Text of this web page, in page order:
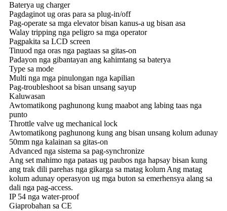
Baterya ug charger
Pagdaginot ug oras para sa plug-in/off
Pag-operate sa mga elevator bisan kanus-a ug bisan asa
Walay tripping nga peligro sa mga operator
Pagpakita sa LCD screen
Tinuod nga oras nga pagtaas sa gitas-on
Padayon nga gibantayan ang kahimtang sa baterya
Type sa mode
Multi nga mga pinulongan nga kapilian
Pag-troubleshoot sa bisan unsang sayup
Kaluwasan
Awtomatikong paghunong kung maabot ang labing taas nga
punto
Throttle valve ug mechanical lock
Awtomatikong paghunong kung ang bisan unsang kolum adunay
50mm nga kalainan sa gitas-on
Advanced nga sistema sa pag-synchronize
Ang set mahimo nga pataas ug paubos nga hapsay bisan kung
ang trak dili parehas nga gikarga sa matag kolum Ang matag
kolum adunay operasyon ug mga buton sa emerhensya alang sa
dali nga pag-access.
IP 54 nga water-proof
Giaprobahan sa CE